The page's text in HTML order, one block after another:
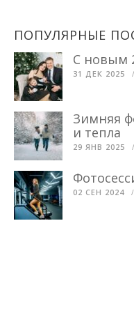
ПОПУЛЯРНЫЕ
С новым
31 ДЕК 2025
Зимняя
и тепла
29 ЯНВ 2025
02 СЕН 2024